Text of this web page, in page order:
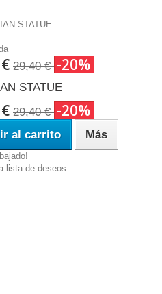
29,40 € -20%
STATUE
29,40 € -20%
al carrito Más
lista de deseos